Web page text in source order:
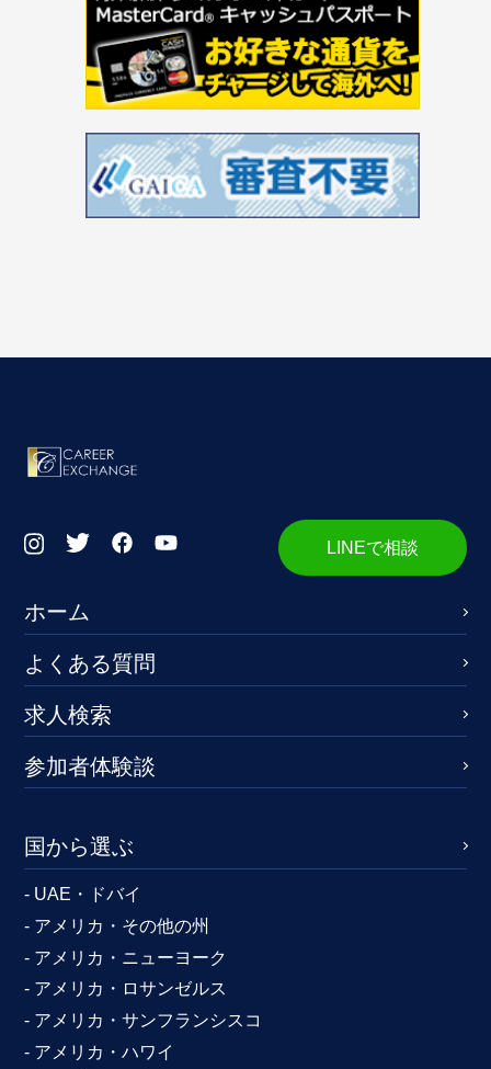
LINEで相談
ホーム
よくある質問
求人検索
参加者体験談
国から選ぶ
- UAE・ドバイ
- アメリカ・その他の州
- アメリカ・ニューヨーク
- アメリカ・ロサンゼルス
- アメリカ・サンフランシスコ
- アメリカ・ハワイ